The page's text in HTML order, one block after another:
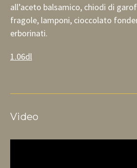
all’aceto balsamico, chiodi di
fragole, lamponi, cioccolato
erborinati.
1.06dl
Video